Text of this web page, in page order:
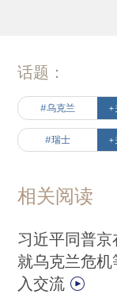
话题：
#乌克兰 +
#瑞士 +
相关阅读
习近平同普
就乌克兰危
入交流